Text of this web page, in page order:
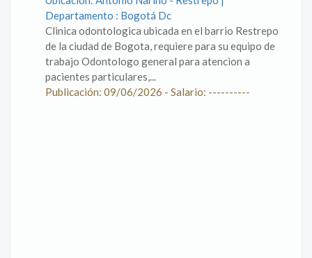
Departamento : Bogotá Dc
Clinica odontologica ubicada en el barrio Restrepo
de la ciudad de Bogota, requiere para su equipo de
trabajo Odontologo general para atencion a
pacientes particulares,...
Publicación: 09/06/2026 - Salario: ----------